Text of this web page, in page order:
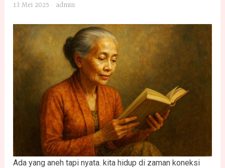
13 Mei 2025 admin
Ada yang aneh tapi nyata. kita hidup di zaman koneksi